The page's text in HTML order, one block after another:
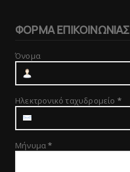
ΦΟΡΜΑ ΕΠΙΚΟΙΝΩΝΙΑΣ
Όνομα
Ηλεκτρονικό ταχυδρομείο *
Μήνυμα*